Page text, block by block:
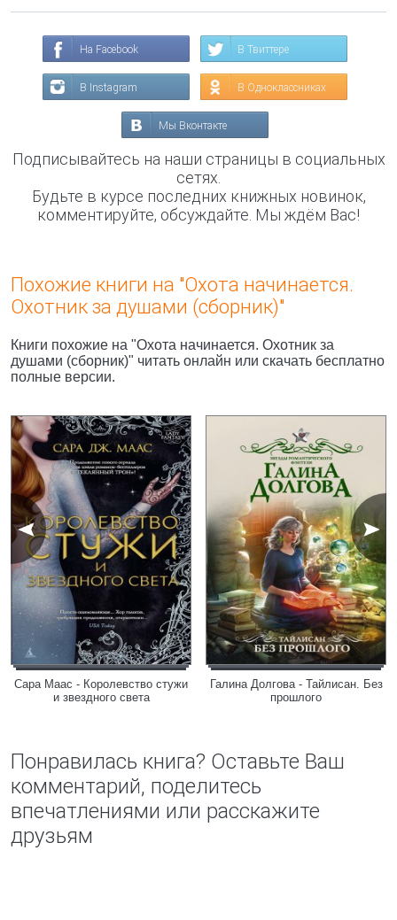
На Facebook В Твиттере
В Instagram В Одноклассниках
Мы Вконтакте
Подписывайтесь на наши страницы в социальных
сетях.
Будьте в курсе последних книжных новинок,
комментируйте, обсуждайте. Мы ждём Вас!
Похожие книги на "Охота начинается.
Охотник за душами (сборник)"
Книги похожие на "Охота начинается. Охотник за
душами (сборник)" читать онлайн или скачать бесплатно
полные версии.
Сара Маас - Королевство стужи
и звездного света
Галина Долгова - Тайлисан. Без
прошлого
Понравилась книга? Оставьте Ваш
комментарий, поделитесь
впечатлениями или расскажите
друзьям